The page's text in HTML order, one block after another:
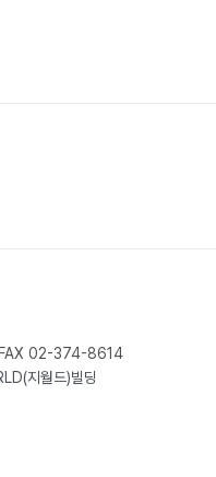
FAX 02-374-8614
지월드)빌딩